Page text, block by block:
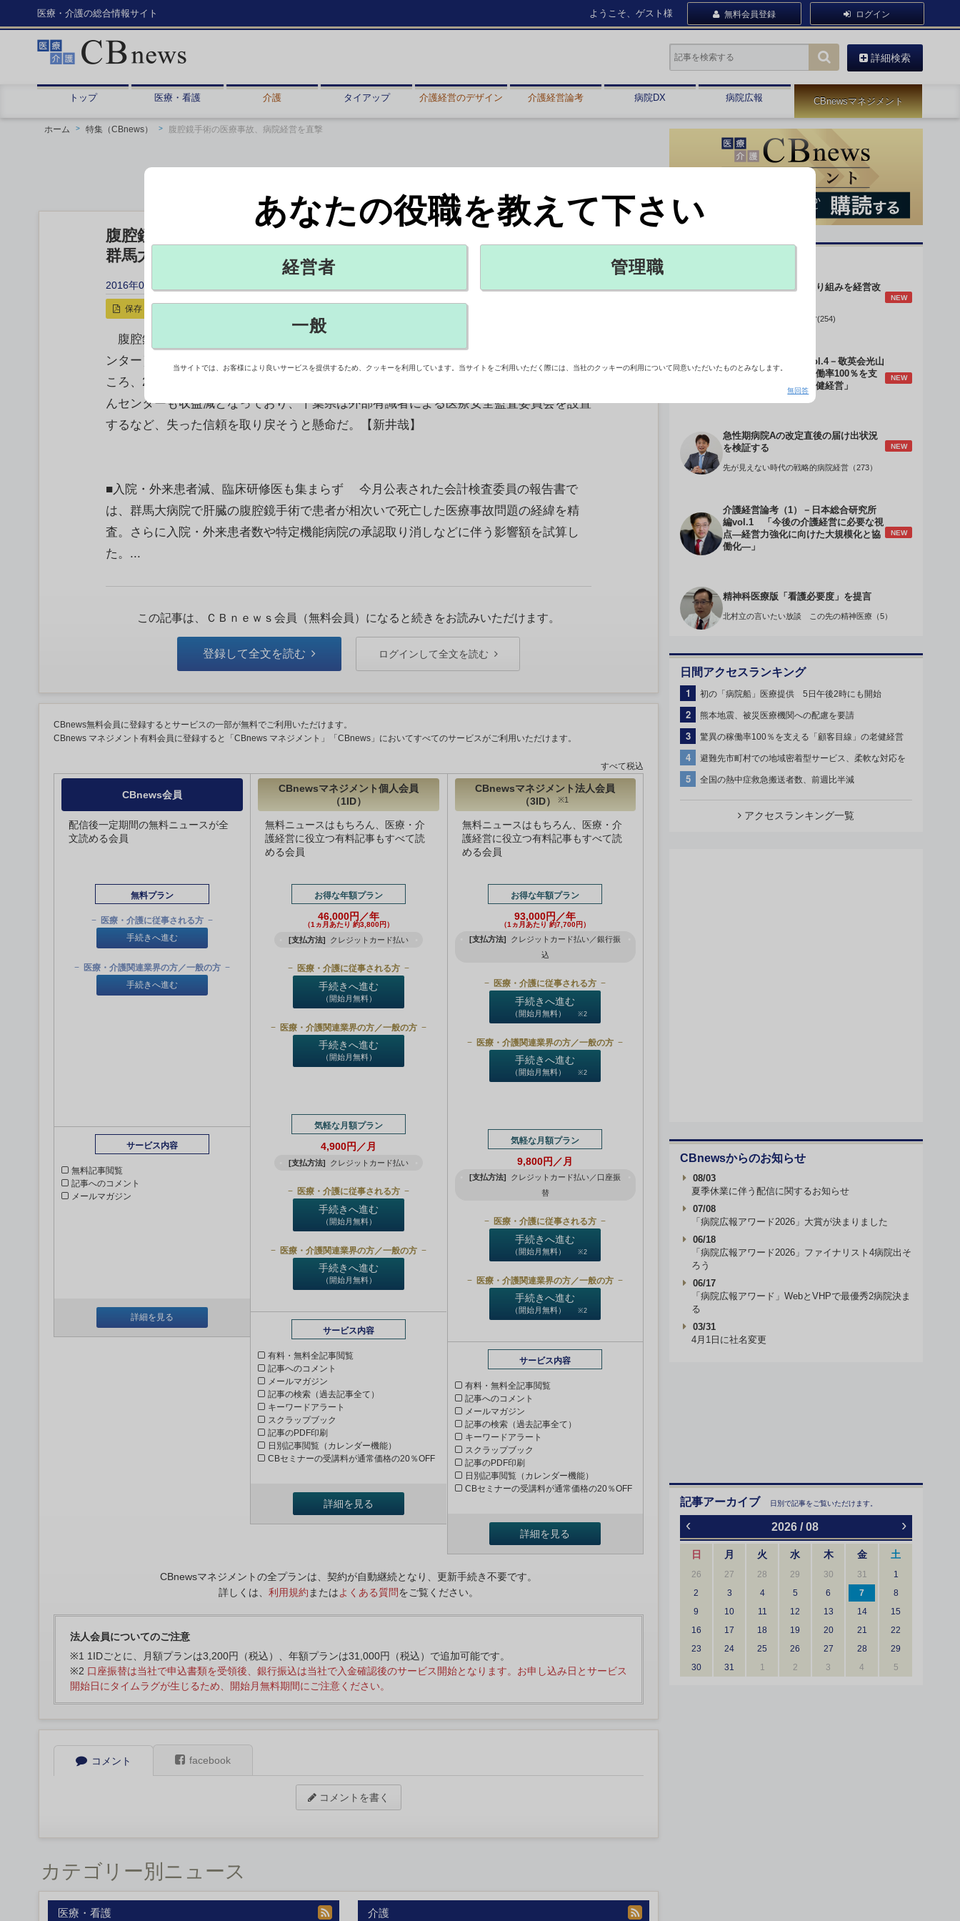
医療・介護の総合情報サイト ようこそ、ゲスト様 無料会員登録 ログイン
詳細検索
トップ 医療・看護 介護 タイアップ 介護経営のデザイン 介護経営論考 病院DX 病院広報 CBnewsマネジメント
ホーム 特集（CBnews） 腹腔鏡手術の医療事故、病院経営を直撃
腹腔鏡手術の医療事故、病院経営を直撃
群馬大病院と千葉県がんセンター
2016年09月28日 16:00
保存
腹腔鏡手術の医療事故を起こした群馬大医学部附属病院と千葉県がんセンター（がんセ
ンター）の収益が悪化している。会計検査院が群馬大病院の医療事故の影響を試算したと
ころ、2015年度は前年度に比べて入院と外来を合わせて約8億円減少したことが判明。が
んセンターも収益減となっており、千葉県は外部有識者による医療安全監査委員会を設置
するなど、失った信頼を取り戻そうと懸命だ。【新井哉】
■入院・外来患者減、臨床研修医も集まらず 今月公表された会計検査委員の報告書で
は、群馬大病院で肝臓の腹腔鏡手術で患者が相次いで死亡した医療事故問題の経緯を精
査。さらに入院・外来患者数や特定機能病院の承認取り消しなどに伴う影響額を試算し
た。...
この記事は、ＣＢｎｅｗｓ会員（無料会員）になると続きをお読みいただけます。
登録して全文を読む ログインして全文を読む
CBnews無料会員に登録するとサービスの一部が無料でご利用いただけます。
CBnews マネジメント有料会員に登録すると「CBnews マネジメント」「CBnews」においてすべてのサービスがご利用いただけます。
すべて税込
CBnews会員
配信後一定期間の無料ニュースが全
文読める会員
無料プラン
医療・介護に従事される方
手続きへ進む
医療・介護関連業界の方／一般の方
手続きへ進む
サービス内容
無料記事閲覧
記事へのコメント
メールマガジン
詳細を見る
CBnewsマネジメント個人会員
（1ID）
無料ニュースはもちろん、医療・介
護経営に役立つ有料記事もすべて読
める会員
お得な年額プラン
46,000円／年
（1ヵ月あたり 約3,800円）
[支払方法] クレジットカード払い
医療・介護に従事される方
手続きへ進む
（開始月無料）
医療・介護関連業界の方／一般の方
手続きへ進む
（開始月無料）
気軽な月額プラン
4,900円／月
[支払方法] クレジットカード払い
医療・介護に従事される方
手続きへ進む
（開始月無料）
医療・介護関連業界の方／一般の方
手続きへ進む
（開始月無料）
サービス内容
有料・無料全記事閲覧
記事へのコメント
メールマガジン
記事の検索（過去記事全て）
キーワードアラート
スクラップブック
記事のPDF印刷
日別記事閲覧（カレンダー機能）
CBセミナーの受講料が通常価格の20％OFF
詳細を見る
CBnewsマネジメント法人会員
（3ID）
※1
無料ニュースはもちろん、医療・介
護経営に役立つ有料記事もすべて読
める会員
お得な年額プラン
93,000円／年
（1ヵ月あたり 約7,700円）
[支払方法]
クレジットカード払い／銀行振
込
医療・介護に従事される方
手続きへ進む
（開始月無料） ※2
医療・介護関連業界の方／一般の方
手続きへ進む
（開始月無料） ※2
気軽な月額プラン
9,800円／月
[支払方法]
クレジットカード払い／口座振
替
医療・介護に従事される方
手続きへ進む
（開始月無料） ※2
医療・介護関連業界の方／一般の方
手続きへ進む
（開始月無料） ※2
サービス内容
有料・無料全記事閲覧
記事へのコメント
メールマガジン
記事の検索（過去記事全て）
キーワードアラート
スクラップブック
記事のPDF印刷
日別記事閲覧（カレンダー機能）
CBセミナーの受講料が通常価格の20％OFF
詳細を見る
CBnewsマネジメントの全プランは、契約が自動継続となり、更新手続き不要です。
詳しくは、 利用規約 またはよくある質問をご覧ください。
法人会員についてのご注意
※1 1IDごとに、月額プランは3,200円（税込）、年額プランは31,000円（税込）で追加可能です。
※2 口座振替は当社で申込書類を受領後、銀行振込は当社で入金確認後のサービス開始となります。お申し込み日とサービス
開始日にタイムラグが生じるため、開始月無料期間にご注意ください。
コメント facebook
コメントを書く
カテゴリー別ニュース
医療・看護 介護
身体的拘束最小化の取り組みを経営改
NEW
データで読み解く病院経営(254)
介護経営のデザインVol.4－敬英会光山
誠理事長 「驚異の稼働率100％を支
える『顧客目線』の老健経営」
NEW
急性期病院Aの改定直後の届け出状況
を検証する
NEW
先が見えない時代の戦略的病院経営（273）
介護経営論考（1）－日本総合研究所
編vol.1 「今後の介護経営に必要な視
点―経営力強化に向けた大規模化と協
働化―」
NEW
精神科医療版「看護必要度」を提言
北村立の言いたい放談 この先の精神医療（5）
日間アクセスランキング
1 初の「病院船」医療提供 5日午後2時にも開始
2 熊本地震、被災医療機関への配慮を要請
3 驚異の稼働率100％を支える「顧客目線」の老健経営
4 避難先市町村での地域密着型サービス、柔軟な対応を
5 全国の熱中症救急搬送者数、前週比半減
アクセスランキング一覧
CBnewsからのお知らせ
08/03
夏季休業に伴う配信に関するお知らせ
07/08
「病院広報アワード2026」大賞が決まりました
06/18
「病院広報アワード2026」ファイナリスト4病院出そ
ろう
06/17
「病院広報アワード」WebとVHPで最優秀2病院決ま
る
03/31
4月1日に社名変更
記事アーカイブ 日別で記事をご覧いただけます。
‹ 2026 / 08 ›
日 月 火 水 木 金 土
26 27 28 29 30 31
1
2
3 4 5 6 7
8
9
10 11 12 13 14
15
16
17 18 19 20 21
22
23
24 25 26 27 28
29
30
31 1 2 3 4 5
あなたの役職を教えて下さい
経営者 管理職
一般
当サイトでは、お客様により良いサービスを提供するため、クッキーを利用しています。当サイトをご利用いただく際には、当社のクッキーの利用について同意いただいたものとみなします。
無回答